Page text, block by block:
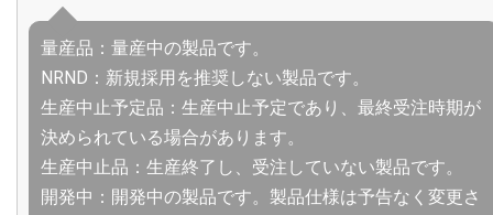
量産品：量産中の製品です。
NRND：新規採用を推奨しない製品です。
生産中止予定品：生産中止予定であり、最終受注時期が
決められている場合があります。
生産中止品：生産終了し、受注していない製品です。
開発中：開発中の製品です。製品仕様は予告なく変更さ